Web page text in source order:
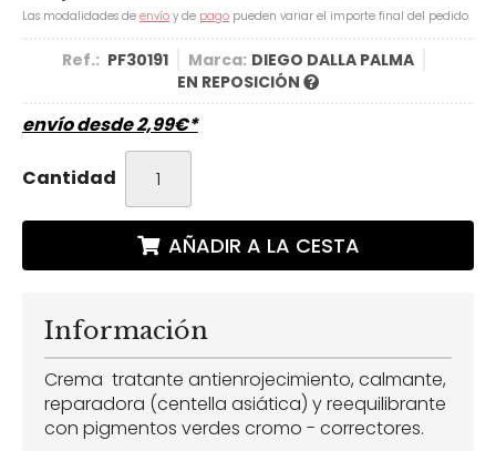
Las modalidades de envío y de pago pueden variar el importe final del pedido.
Ref.: PF30191 Marca: DIEGO DALLA PALMA
EN REPOSICIÓN
envío desde2,99€*
Cantidad
AÑADIR A LA CESTA
Información
Crema tratante antienrojecimiento, calmante,
reparadora (centella asiática) y reequilibrante
con pigmentos verdes cromo - correctores.